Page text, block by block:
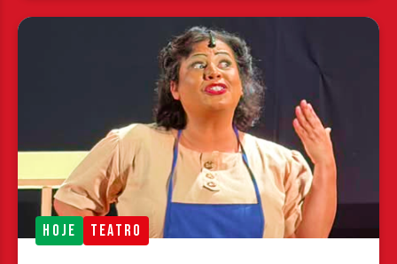
HOJE TEATRO